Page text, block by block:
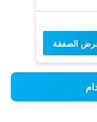
الصفقة